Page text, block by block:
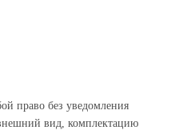
право без уведомления
вид, комплектацию